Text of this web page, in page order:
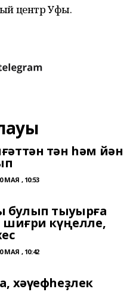
центр Уфы.
тән һәм йән
МАЯ , 10:53
булып тыуырға
шиғри күңелле,
МАЯ , 10:42
хәүефһеҙлек